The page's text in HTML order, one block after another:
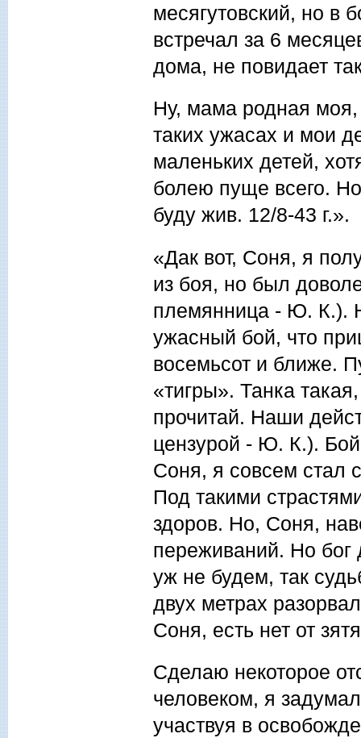
месягутовский, но в
встречал за 6
дома, не повидает
Ну, мама родная
таких ужасах и мои
маленьких детей,
болею пуще всего.
буду жив. 12/8-43 г.».
«Дак вот, Соня, я
из боя, но был
племянница - Ю. К.).
ужасный бой, что
восемьсот и ближе.
«тигры». Танка
прочитай. Наши
цензурой - Ю. К.).
Соня, я совсем стал
Под такими
здоров. Но, Соня,
переживаний. Но
уж не будем, так
двух метрах
Соня, есть нет от
Сделаю некоторое
человеком, я
участвуя в